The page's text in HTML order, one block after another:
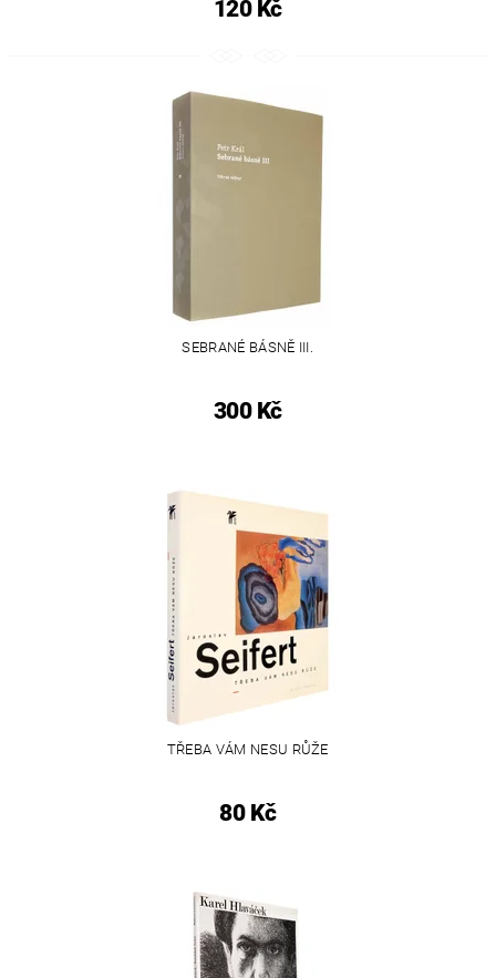
120 Kč
SEBRANÉ BÁSNĚ III.
300 Kč
TŘEBA VÁM NESU RŮŽE
80 Kč